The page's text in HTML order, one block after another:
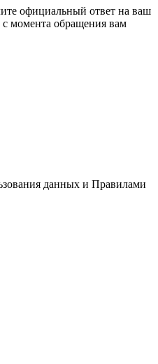
официальный ответ на ваш
момента обращения вам
данных и Правилами